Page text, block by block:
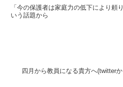
「今の保護者は家庭力の低下により頼
いう話題から
四月から教員になる貴方へ(twitter